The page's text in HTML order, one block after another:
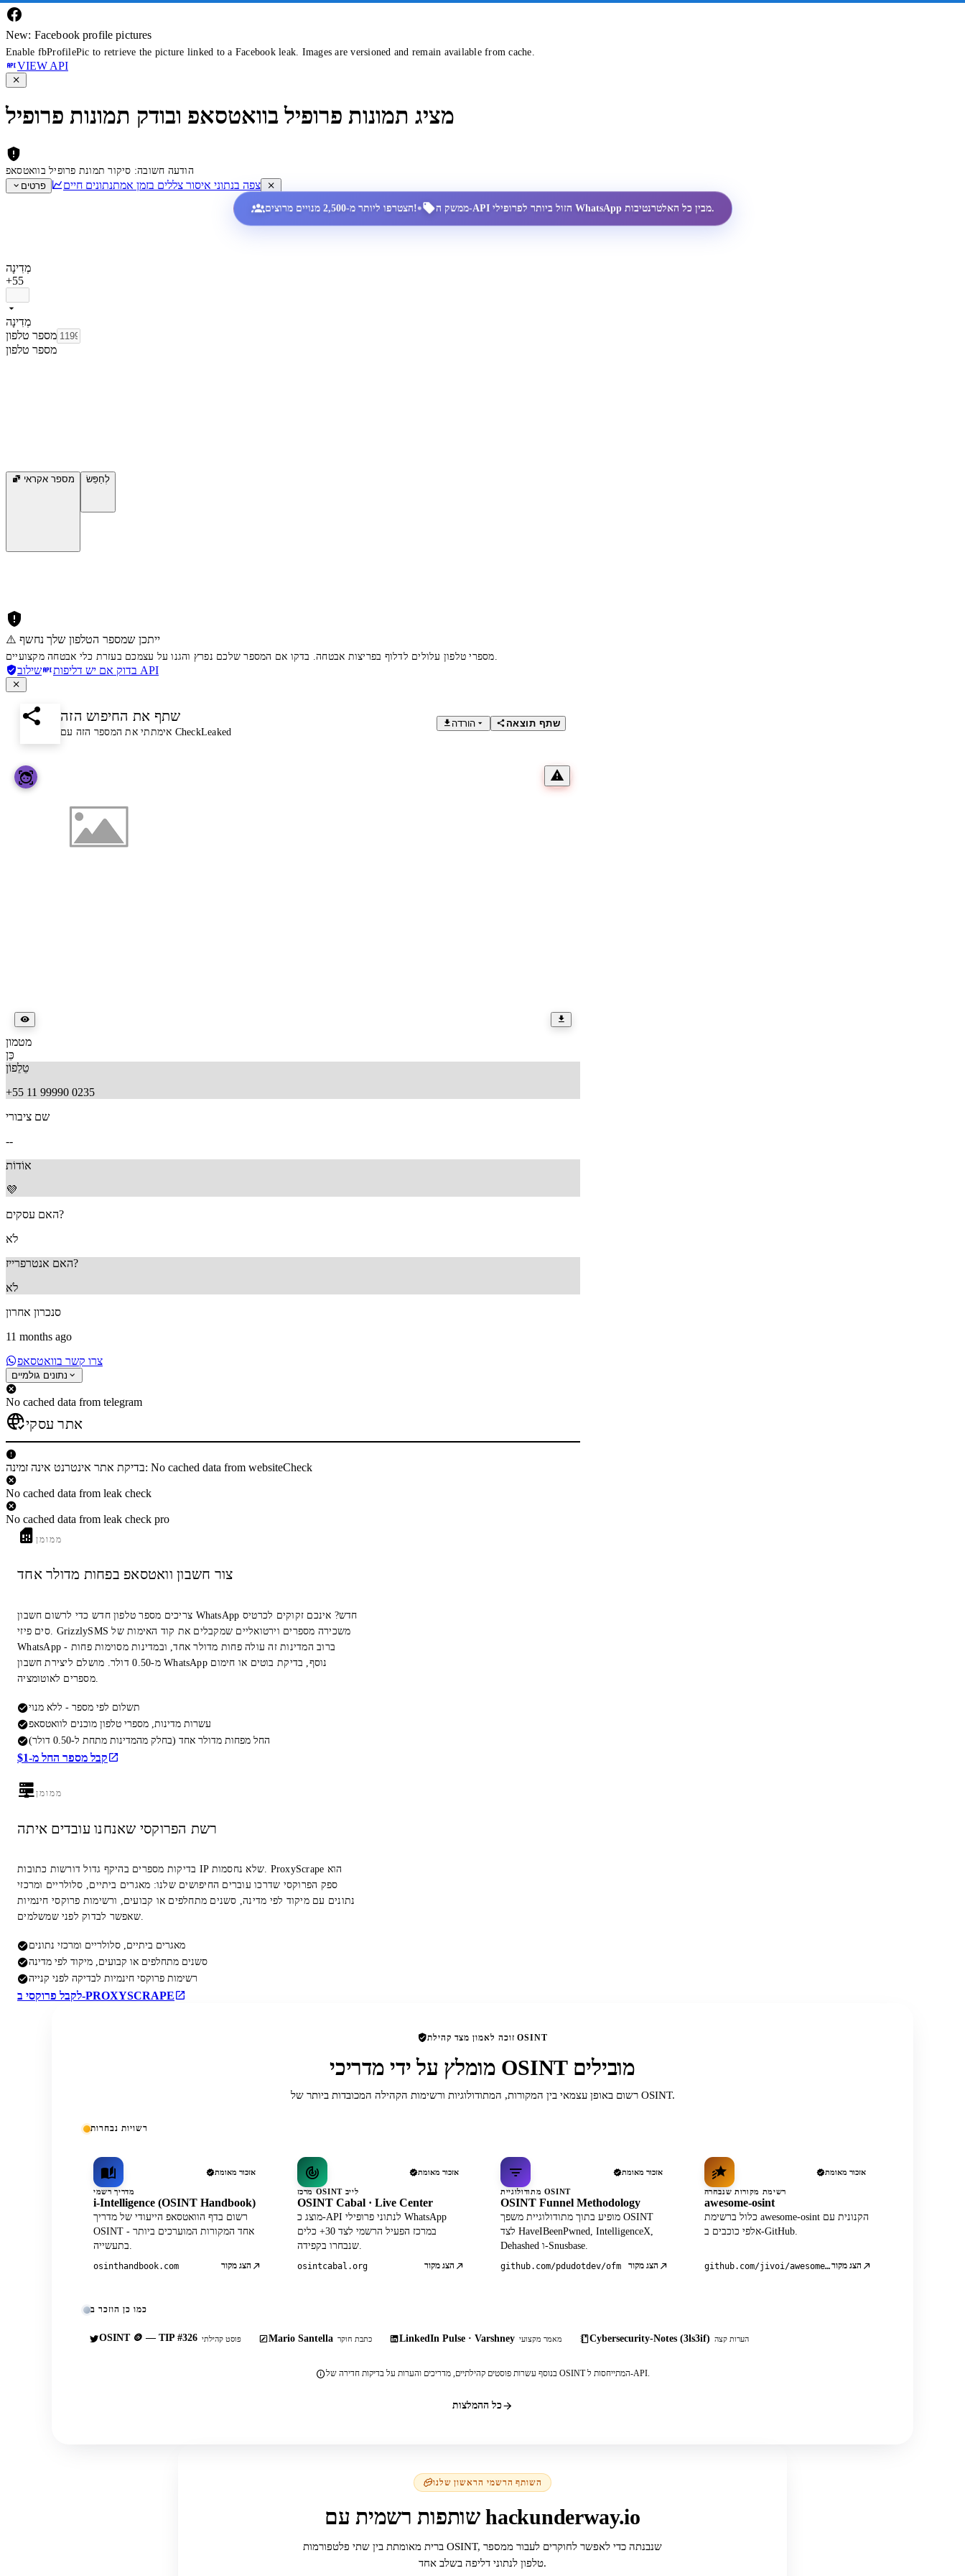
New: Facebook profile pictures
Enable fbProfilePic to retrieve the picture linked to a Facebook leak. Images are versioned and remain available from cache.
VIEW API
מציג תמונות פרופיל בוואטסאפ ובודק תמונות פרופיל
הודעה חשובה: סיקור תמונת פרופיל בוואטסאפ
פרטים
צפה בנתוני איסור צללים בזמן אמתנתונים חיים
הצטרפו ליותר מ-2,500 מנויים מרוצים!• ממשק ה-API הזול ביותר לפרופילי WhatsApp מבין כל האלטרנטיבות.
מְדִינָה
+55
מְדִינָה
מספר טלפון
מספר טלפון
מספר אקראי לְחַפֵּשׂ
⚠️ ייתכן שמספר הטלפון שלך נחשף
בדוק אם יש דליפות שילוב API
שתף את החיפוש הזה
אימתתי את המספר הזה עם CheckLeaked
הורדה שתף תוצאה
מטמון
כֵּן
טֵלֵפוֹן
+55 11 99990 0235
שם ציבורי
--
אוֹדוֹת
💜
האם עסקים?
לֹא
האם אנטרפרייז?
לֹא
סנכרון אחרון
11 months ago
צרו קשר בוואטסאפ
נתונים גולמיים
No cached data from telegram
אתר עסקי
בדיקת אתר אינטרנט אינה זמינה: No cached data from websiteCheck
No cached data from leak check
No cached data from leak check pro
ממומן
צור חשבון וואטסאפ בפחות מדולר אחד
צריכים מספר טלפון חדש כדי לרשום חשבון WhatsApp חדש? אינכם זקוקים לכרטיס
סים פיזי. GrizzlySMS משכירה מספרים וירטואליים שמקבלים את קוד האימות של
WhatsApp - ברוב המדינות זה עולה פחות מדולר אחד, ובמדינות מסוימות פחות
מ-0.50 דולר. מושלם ליצירת חשבון WhatsApp נוסף, בדיקת בוטים או חימום
מספרים לאוטומציה.
תשלום לפי מספר - ללא מנוי
עשרות מדינות, מספרי טלפון מוכנים לוואטסאפ
החל מפחות מדולר אחד (בחלק מהמדינות מתחת ל-0.50 דולר)
קבל מספר החל מ-$1
ממומן
רשת הפרוקסי שאנחנו עובדים איתה
בדיקות מספרים בהיקף גדול דורשות כתובות IP שלא נחסמות. ProxyScrape הוא
ספק הפרוקסי שדרכו עוברים החיפושים שלנו: מאגרים ביתיים, סלולריים ומרכזי
נתונים עם מיקוד לפי מדינה, סשנים מתחלפים או קבועים, ורשימות פרוקסי חינמיות
שאפשר לבדוק לפני שמשלמים.
מאגרים ביתיים, סלולריים ומרכזי נתונים
סשנים מתחלפים או קבועים, מיקוד לפי מדינה
רשימות פרוקסי חינמיות לבדיקה לפני קנייה
לקבל פרוקסי ב-PROXYSCRAPE
זוכה לאמון מצד קהילת OSINT
מומלץ על ידי מדריכי OSINT מובילים
רשום באופן עצמאי בין המקורות, המתודולוגיות ורשימות הקהילה המכובדות ביותר של OSINT.
רשויות נבחרות
אזכור מאומת
מדריך רשמי
i-Intelligence (OSINT Handbook)
רשום בדף הוואטסאפ הייעודי של מדריך
OSINT - אחד המקורות המוערכים ביותר
בתעשייה.
osinthandbook.com הצג מקור
אזכור מאומת
מרכז OSINT לייב
OSINT Cabal · Live Center
מוצג כ-API לנתוני פרופילי WhatsApp
במרכז הפעיל הרשמי לצד 30+ כלים
שנבחרו בקפידה.
osintcabal.org הצג מקור
אזכור מאומת
מתודולוגיית OSINT
OSINT Funnel Methodology
מופיע בתוך מתודולוגיית משפך OSINT
לצד HaveIBeenPwned, IntelligenceX,
Dehashed ו-Snusbase.
github.com/pdudotdev/ofm הצג מקור
אזכור מאומת
רשימת מקורות שנבחרה
awesome-osint
כלול ברשימת awesome-osint הקנונית עם
אלפי כוכבים ב-GitHub.
github.com/jivoi/awesome-osintהצג מקור
כמו כן הוזכר ב
OSINT 🪙 — TIP #326 פוסט קהילתי Mario Santella כתבת חוקר LinkedIn Pulse · Varshney מאמר מקצועי Cybersecurity-Notes (3ls3if) הערות קצה
בנוסף עשרות פוסטים קהילתיים, מדריכים והערות על בדיקות חדירה של OSINT המתייחסות ל-API.
כל ההמלצות
השותף הרשמי הראשון שלנו
שותפות רשמית עם hackunderway.io
ברית מאומתת בין שתי פלטפורמות OSINT, שנבנתה כדי לאפשר לחוקרים לעבור ממספר
טלפון לנתוני דליפה בשלב אחד.